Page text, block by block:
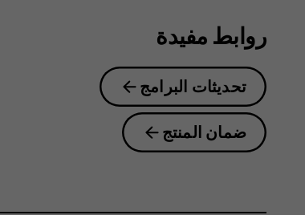
روابط مفيدة
تحديثات البرامج
ضمان المنتج